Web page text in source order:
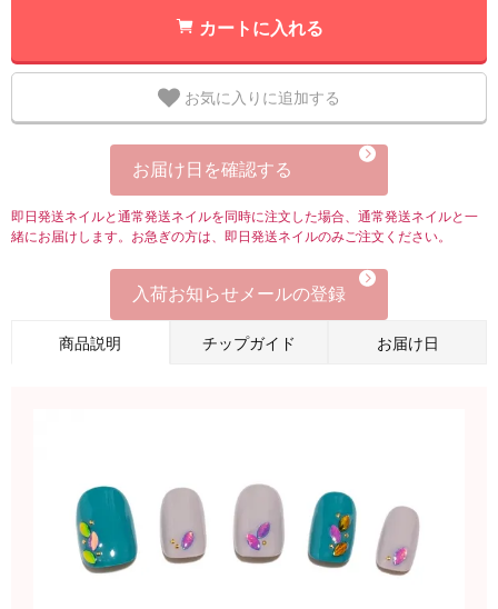
カートに入れる
お気に入りに追加する
お届け日を確認する
即日発送ネイルと通常発送ネイルを同時に注文した場合、通常発送ネイルと一
緒にお届けします。お急ぎの方は、即日発送ネイルのみご注文ください。
入荷お知らせメールの登録
商品説明 チップガイド お届け日